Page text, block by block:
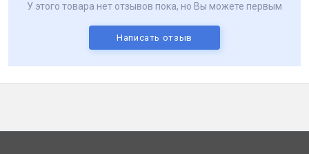
У этого товара нет отзывов пока, но Вы можете первым
Написать отзыв